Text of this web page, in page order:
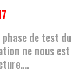
de test du
ne nous est